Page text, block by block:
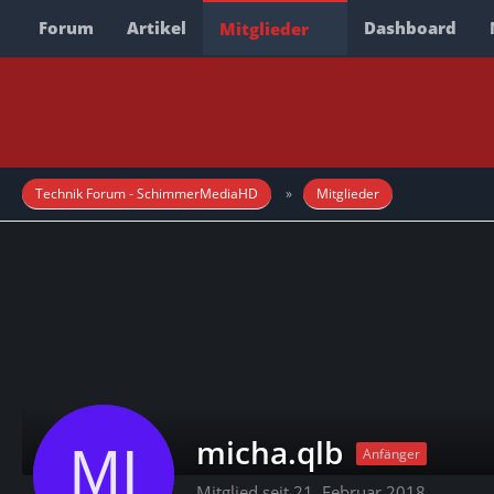
Forum Artikel Mitglieder Dashboard
Technik Forum - SchimmerMediaHD Mitglieder
micha.qlb Anfänger